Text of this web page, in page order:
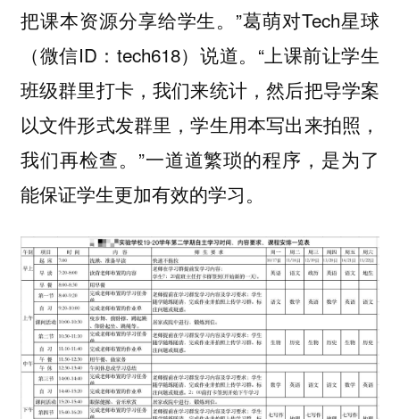
把课本资源分享给学生。”葛萌对Tech星球
（微信ID：tech618）说道。“上课前让学生
班级群里打卡，我们来统计，然后把导学案
以文件形式发群里，学生用本写出来拍照，
我们再检查。”一道道繁琐的程序，是为了
能保证学生更加有效的学习。